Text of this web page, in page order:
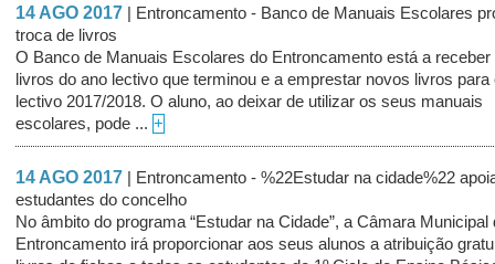
14 AGO 2017
| Entroncamento - Banco de Manuais Escolares
troca de livros
O Banco de Manuais Escolares do Entroncamento está a receber
livros do ano lectivo que terminou e a emprestar novos livros para
lectivo 2017/2018. O aluno, ao deixar de utilizar os seus manuais
escolares, pode ... +
14 AGO 2017
| Entroncamento - %22Estudar na cidade%22
estudantes do concelho
No âmbito do programa “Estudar na Cidade”, a Câmara Municipal
Entroncamento irá proporcionar aos seus alunos a atribuição